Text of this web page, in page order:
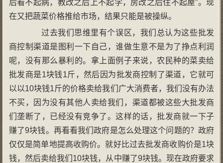
后看不起病，教改之后上不起学，房改之后住不起屋”。现
在又把蔬菜价格推给市场，结果只能是被操纵。
过去我们思维里有个误区，我们总认为这些批发
商控制渠道是图利一下自己，谁做生意不是为了挣点利润
呢，没有那么暴利的。拿上面例子来说，农民种的菜卖给
批发商是1块钱1斤，然后因为批发商控制了渠道，它就可
以以10块钱1斤的价格卖给我们广大消费者，我们没有办法
不买，因为没有其他人卖给我们，渠道都被这些大批发商
们垄断了，已经没有竞争了。这样的话，批发商就一下子
赚了9块钱。再看看我们政府是怎么处理这个问题的？政府
仅仅是简单地提高收购价。就好比过去批发商收购价是1块
钱，然后卖给我们10块钱，从中赚了9块钱。现在政府要求